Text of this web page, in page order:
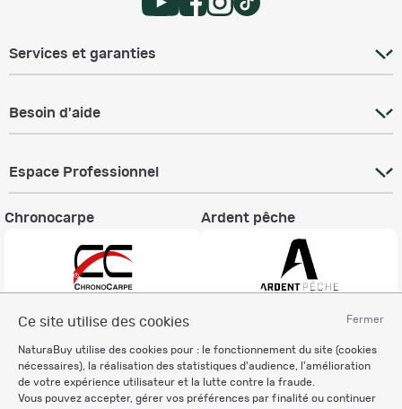
Fermer
Ce site utilise des cookies
NaturaBuy utilise des cookies pour : le fonctionnement du site (cookies
nécessaires), la réalisation des statistiques d'audience, l'amélioration
de votre expérience utilisateur et la lutte contre la fraude.
Vous pouvez accepter, gérer vos préférences par finalité ou continuer
Services et garanties
Besoin d'aide
Espace Professionnel
Chronocarpe Ardent pêche
Charte éthique
Mentions légales
Règlement & Conditions d'utilisation